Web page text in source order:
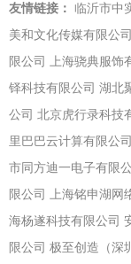
友情链接： 临沂市中
美和文化传媒有限公司
限公司
上海骁典服饰
铎科技有限公司 湖北
公司 北京虎行录科技
里巴巴云计算有限公司
市同方迪一电子有限
限公司
上海铭申湖网
海杨遂科技有限公司
限公司 极至创造（深